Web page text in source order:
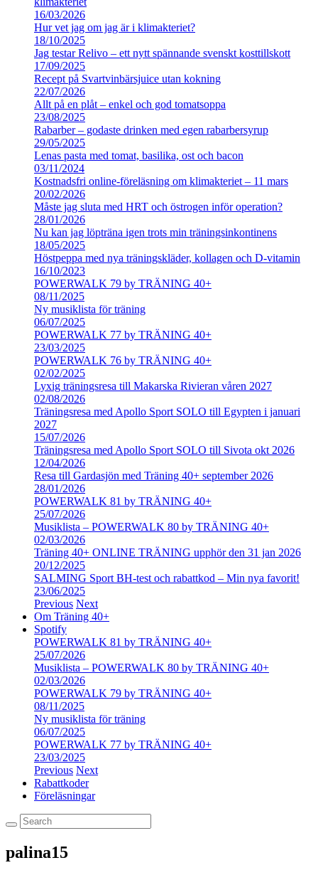
16/03/2026
Hur vet jag om jag är i klimakteriet?
18/10/2025
Jag testar Relivo – ett nytt spännande svenskt kosttillskott
17/09/2025
Recept på Svartvinbärsjuice utan kokning
22/07/2026
Allt på en plåt – enkel och god tomatsoppa
23/08/2025
Rabarber – godaste drinken med egen rabarbersyrup
29/05/2025
Lenas pasta med tomat, basilika, ost och bacon
03/11/2024
Kostnadsfri online-föreläsning om klimakteriet – 11 mars
20/02/2026
Måste jag sluta med HRT och östrogen inför operation?
28/01/2026
Nu kan jag löpträna igen trots min träningsinkontinens
18/05/2025
Höstpeppa med nya träningskläder, kollagen och D-vitamin
16/10/2023
POWERWALK 79 by TRÄNING 40+
08/11/2025
Ny musiklista för träning
06/07/2025
POWERWALK 77 by TRÄNING 40+
23/03/2025
POWERWALK 76 by TRÄNING 40+
02/02/2025
Lyxig träningsresa till Makarska Rivieran våren 2027
02/08/2026
Träningsresa med Apollo Sport SOLO till Egypten i januari
2027
15/07/2026
Träningsresa med Apollo Sport SOLO till Sivota okt 2026
12/04/2026
Resa till Gardasjön med Träning 40+ september 2026
28/01/2026
POWERWALK 81 by TRÄNING 40+
25/07/2026
Musiklista – POWERWALK 80 by TRÄNING 40+
02/03/2026
Träning 40+ ONLINE TRÄNING upphör den 31 jan 2026
20/12/2025
SALMING Sport BH-test och rabattkod – Min nya favorit!
23/06/2025
Previous Next
Om Träning 40+
Spotify
POWERWALK 81 by TRÄNING 40+
25/07/2026
Musiklista – POWERWALK 80 by TRÄNING 40+
02/03/2026
POWERWALK 79 by TRÄNING 40+
08/11/2025
Ny musiklista för träning
06/07/2025
POWERWALK 77 by TRÄNING 40+
23/03/2025
Previous Next
Rabattkoder
Föreläsningar
palina15